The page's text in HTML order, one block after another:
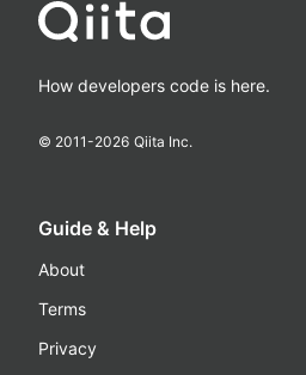
How developers code is here.
© 2011-2026 Qiita Inc.
Guide & Help
About
Terms
Privacy